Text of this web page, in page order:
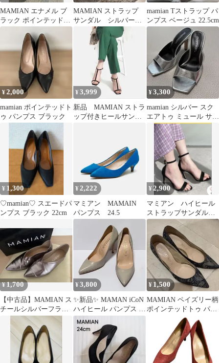
MAMIAN エナメル ブ
ラック ポインテッドト
MAMIAN ストラップ
サンダル シルバー
ミュール L(約24cm)
mamian Tストラップ パ
ンプス ベージュ 22.5cm
¥2,000
mamian ポインテッドト
ゥ パンプス ブラック
¥3,999
新品 MAMIAN ストラ
ップ付きヒールサンダ
¥3,300
mamian シルバー スク
エアトゥ ミュール サン
ダル Sサイズ
¥ 1,300
♡mamian♡ スエードパ
ンプス ブラック 22cm
¥2,222
マミアン MAMAIN
パンプス 24.5
¥2,900
マミアン ハイヒール
ストラップサンダル
黒
¥1,700
【中古品】MAMIAN ス
チールシルバーフラッ
トシューズ
¥3,800
✨新品✨ MAMAN iCoN
ハイヒール パンプス ポ
インテッドトゥ 22cm
¥ 1,500
MAMIAN ペイズリー柄
ポインテッドトゥ パン